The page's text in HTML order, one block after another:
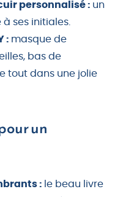
personnalisé : un
ses initiales.
: masque de
bas de
tout dans une jolie
un
: le beau livre